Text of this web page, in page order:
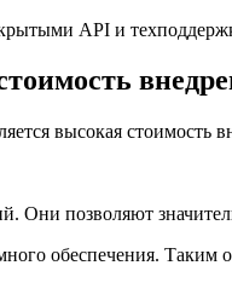
API и
высокая стоимость
Они позволяют
обеспечения. Таким